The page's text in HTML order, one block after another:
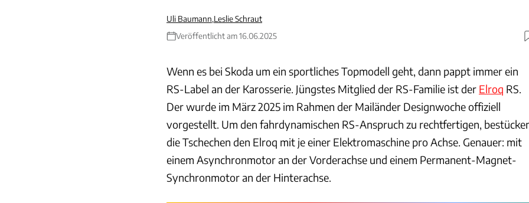
Uli Baumann,Leslie Schraut
Veröffentlicht am 16.06.2025
Wenn es bei Skoda um ein sportliches Topmodell geht, dann pappt immer ein
RS-Label an der Karosserie. Jüngstes Mitglied der RS-Familie ist der Elroq RS.
Der wurde im März 2025 im Rahmen der Mailänder Designwoche offiziell
vorgestellt. Um den fahrdynamischen RS-Anspruch zu rechtfertigen,
die Tschechen den Elroq mit je einer Elektromaschine pro Achse. Genauer: mit
einem Asynchronmotor an der Vorderachse und einem Permanent-Magnet-
Synchronmotor an der Hinterachse.